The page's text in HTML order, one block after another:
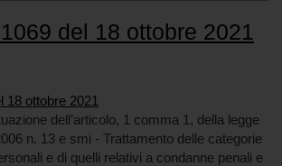
del 18 ottobre 2021
18 ottobre 2021
dell’articolo, 1 comma 1, della legge
n. 13 e smi - Trattamento delle categorie
e di quelli relativi a condanne penali e